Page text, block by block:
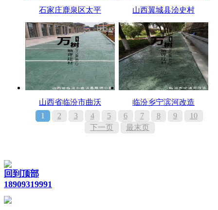
石家庄鹿泉区太平 山西翼城县浍史村
山西省临汾市曲沃
临汾乡宁滨河改造
1
2 3 4 5 6 7 8 9
10
下一页
最末页
回到顶部
18909319991